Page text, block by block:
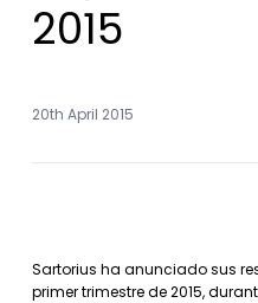
2015
20th April 2015
Sartorius ha anunciado sus
primer trimestre de 2015,